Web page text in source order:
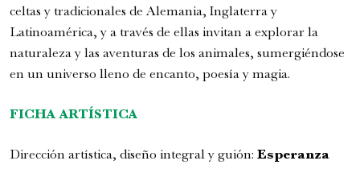
celtas y tradicionales de Alemania, Inglaterra y
Latinoamérica, y a través de ellas invitan a explorar la
naturaleza y las aventuras de los animales, sumergiéndose
en un universo lleno de encanto, poesía y magia.
FICHA ARTÍSTICA
Dirección artística, diseño integral y guión: Esperanza